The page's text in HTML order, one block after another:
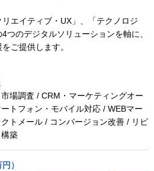
リエイティブ・UX」、「テクノロジ
つのデジタルソリューションを軸に、
ご提供します。
場調査 / CRM・マーケティングオー
トフォン・モバイル対応 / WEBマー
トメール / コンバージョン改善 / リピ
築
）